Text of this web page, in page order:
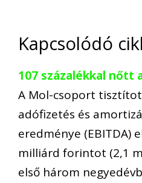
Kapcsolódó
107 százalékkal nőtt
A Mol-csoport
adófizetés és
eredménye (EBITDA)
milliárd forintot (2,1
első három